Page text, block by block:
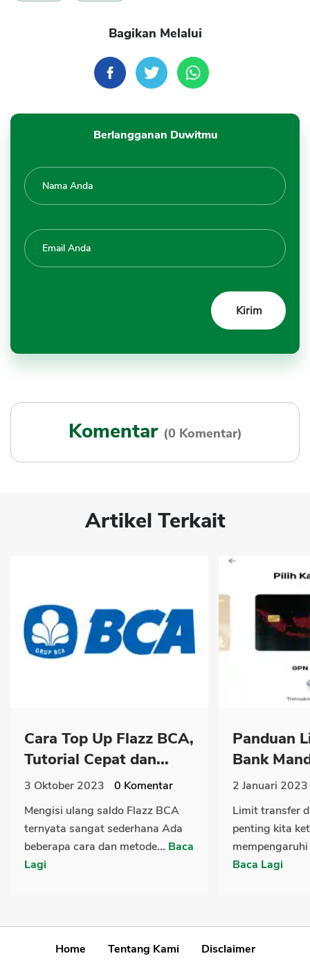
Bagikan Melalui
Berlangganan Duwitmu
Komentar (0 Komentar)
Artikel Terkait
Cara Top Up Flazz BCA,
Tutorial Cepat dan...
3 Oktober 2023 0 Komentar
Mengisi ulang saldo Flazz BCA
ternyata sangat sederhana Ada
beberapa cara dan metode... Baca
Lagi
Panduan
Bank
2 Januari 2023
Limit transfer
penting kita
Baca Lagi
Home Tentang Kami Disclaimer